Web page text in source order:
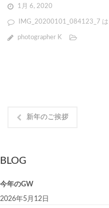
1月 6, 2020
IMG_20200101_084123_7 は
photographer K
新年のご挨拶
BLOG
今年のGW
2026年5月12日